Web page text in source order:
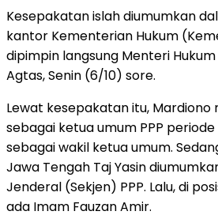
Kesepakatan islah diumumkan
kantor Kementerian Hukum
dipimpin langsung Menteri
Agtas, Senin (6/10) sore.
Lewat kesepakatan itu, Mardiono
sebagai ketua umum PPP
sebagai wakil ketua umum.
Jawa Tengah Taj Yasin
Jenderal (Sekjen) PPP. Lalu, di
ada Imam Fauzan Amir.